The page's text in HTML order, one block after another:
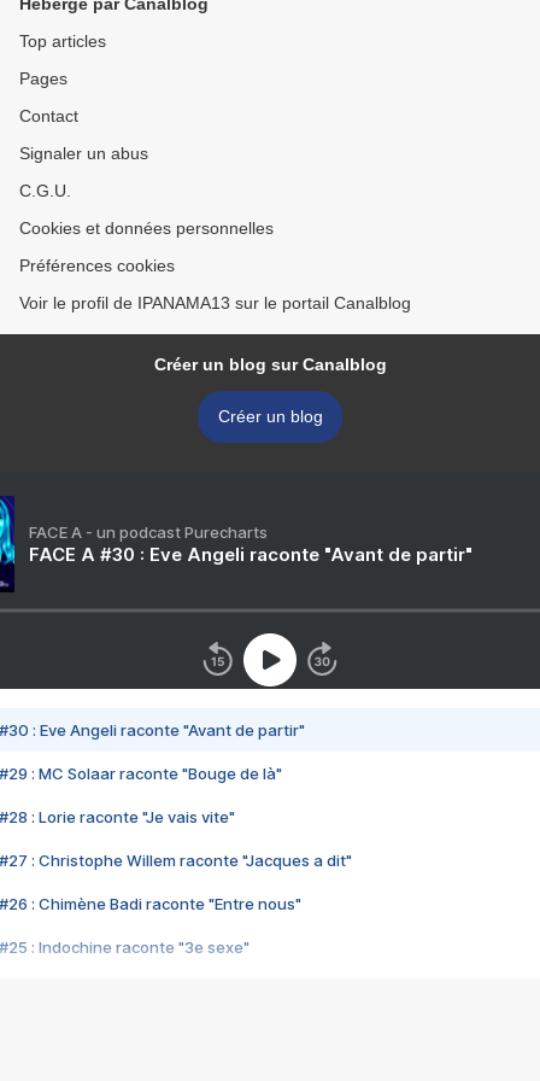
Top articles
Pages
Contact
Signaler un abus
C.G.U.
Cookies et données personnelles
Préférences cookies
Voir le profil de IPANAMA13 sur le portail Canalblog
Créer un blog sur Canalblog
Créer un blog
FACE A - un podcast Purecharts
FACE A #30 : Eve Angeli raconte "Avant de partir"
#30 : Eve Angeli raconte "Avant de partir"
#29 : MC Solaar raconte "Bouge de là"
#28 : Lorie raconte "Je vais vite"
#27 : Christophe Willem raconte "Jacques a dit"
#26 : Chimène Badi raconte "Entre nous"
#25 : Indochine raconte "3e sexe"